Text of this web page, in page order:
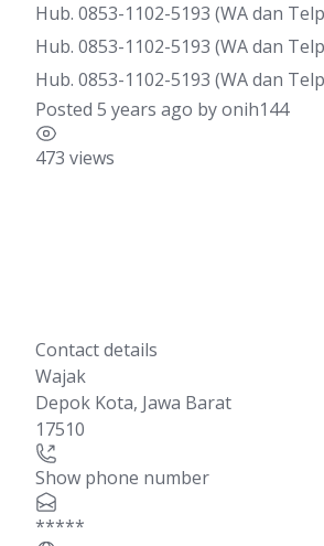
Hub. 0853-1102-5193 (WA dan
Hub. 0853-1102-5193 (WA dan
Hub. 0853-1102-5193 (WA dan
Posted 5 years ago byonih144
473 views
Contact details
Wajak
Depok Kota, Jawa Barat
17510
Show phone number
*****